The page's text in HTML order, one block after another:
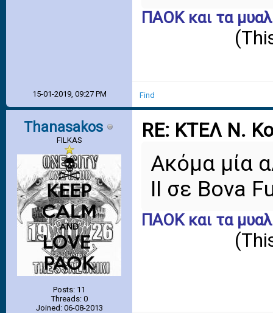
ΠΑΟΚ και τα
15-01-2019, 09:27 PM Find
Thanasakos
FILKAS
Posts: 11
Threads: 0
Joined: 06-08-2013
RE: ΚΤΕΛ Ν.
Ακόμα μία
II σε Bova
ΠΑΟΚ και τα